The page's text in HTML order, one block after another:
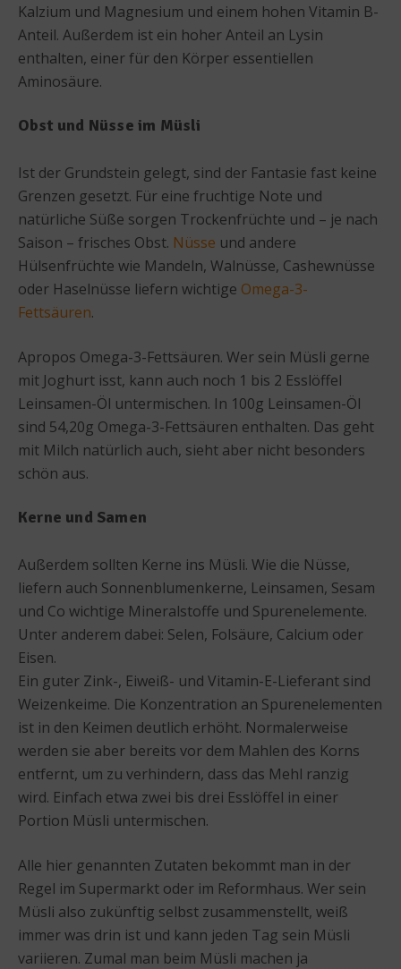
Kalzium und Magnesium und einem hohen Vitamin B-
Anteil. Außerdem ist ein hoher Anteil an Lysin
enthalten, einer für den Körper essentiellen
Aminosäure.
Obst und Nüsse im Müsli
Ist der Grundstein gelegt, sind der Fantasie fast keine
Grenzen gesetzt. Für eine fruchtige Note und
natürliche Süße sorgen Trockenfrüchte und – je nach
Saison – frisches Obst. Nüsse und andere
Hülsenfrüchte wie Mandeln, Walnüsse, Cashewnüsse
oder Haselnüsse liefern wichtige Omega-3-
Fettsäuren.
Apropos Omega-3-Fettsäuren. Wer sein Müsli gerne
mit Joghurt isst, kann auch noch 1 bis 2 Esslöffel
Leinsamen-Öl untermischen. In 100g Leinsamen-Öl
sind 54,20g Omega-3-Fettsäuren enthalten. Das geht
mit Milch natürlich auch, sieht aber nicht besonders
schön aus.
Kerne und Samen
Außerdem sollten Kerne ins Müsli. Wie die Nüsse,
liefern auch Sonnenblumenkerne, Leinsamen, Sesam
und Co wichtige Mineralstoffe und Spurenelemente.
Unter anderem dabei: Selen, Folsäure, Calcium oder
Eisen.
Ein guter Zink-, Eiweiß- und Vitamin-E-Lieferant sind
Weizenkeime. Die Konzentration an Spurenelementen
ist in den Keimen deutlich erhöht. Normalerweise
werden sie aber bereits vor dem Mahlen des Korns
entfernt, um zu verhindern, dass das Mehl ranzig
wird. Einfach etwa zwei bis drei Esslöffel in einer
Portion Müsli untermischen.
Alle hier genannten Zutaten bekommt man in der
Regel im Supermarkt oder im Reformhaus. Wer sein
Müsli also zukünftig selbst zusammenstellt, weiß
immer was drin ist und kann jeden Tag sein Müsli
variieren. Zumal man beim Müsli machen ja